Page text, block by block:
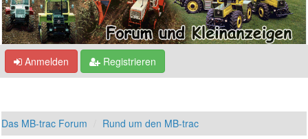
Anmelden Registrieren
Das MB-trac Forum Rund um den MB-trac